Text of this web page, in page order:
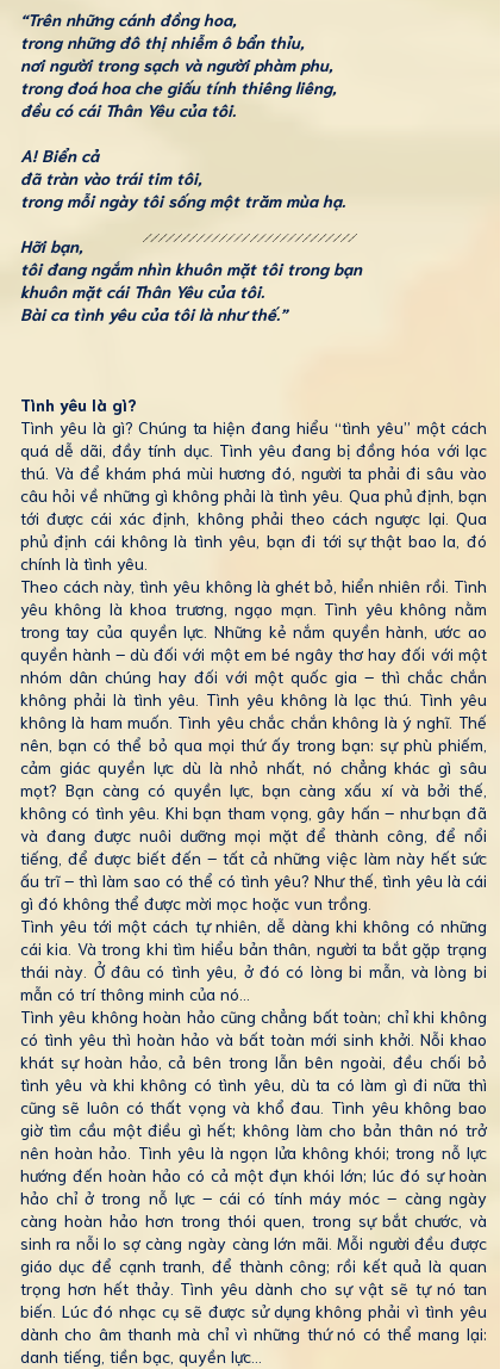
“Trên những cánh đồng hoa,
trong những đô thị nhiễm ô bẩn thỉu,
nơi người trong sạch và người phàm phu,
trong đoá hoa che giấu tính thiêng liêng,
đều có cái Thân Yêu của tôi.
A! Biển cả
đã tràn vào trái tim tôi,
trong mỗi ngày tôi sống một trăm mùa hạ.
Hỡi bạn,
tôi đang ngắm nhìn khuôn mặt tôi trong bạn
khuôn mặt cái Thân Yêu của tôi.
Bài ca tình yêu của tôi là như thế.”
Tình yêu là gì?
Tình yêu là gì? Chúng ta hiện đang hiểu “tình yêu” một cách
quá dễ dãi, đầy tính dục. Tình yêu đang bị đồng hóa với lạc
thú. Và để khám phá mùi hương đó, người ta phải đi sâu vào
câu hỏi về những gì không phải là tình yêu. Qua phủ định, bạn
tới được cái xác định, không phải theo cách ngược lại. Qua
phủ định cái không là tình yêu, bạn đi tới sự thật bao la, đó
chính là tình yêu.
Theo cách này, tình yêu không là ghét bỏ, hiển nhiên rồi. Tình
yêu không là khoa trương, ngạo mạn. Tình yêu không nằm
trong tay của quyền lực. Những kẻ nắm quyền hành, ước ao
quyền hành – dù đối với một em bé ngây thơ hay đối với một
nhóm dân chúng hay đối với một quốc gia – thì chắc chắn
không phải là tình yêu. Tình yêu không là lạc thú. Tình yêu
không là ham muốn. Tình yêu chắc chắn không là ý nghĩ. Thế
nên, bạn có thể bỏ qua mọi thứ ấy trong bạn: sự phù phiếm,
cảm giác quyền lực dù là nhỏ nhất, nó chẳng khác gì sâu
mọt? Bạn càng có quyền lực, bạn càng xấu xí và bởi thế,
không có tình yêu. Khi bạn tham vọng, gây hấn – như bạn đã
và đang được nuôi dưỡng mọi mặt để thành công, để nổi
tiếng, để được biết đến – tất cả những việc làm này hết sức
ấu trĩ – thì làm sao có thể có tình yêu? Như thế, tình yêu là cái
gì đó không thể được mời mọc hoặc vun trồng.
Tình yêu tới một cách tự nhiên, dễ dàng khi không có những
cái kia. Và trong khi tìm hiểu bản thân, người ta bắt gặp trạng
thái này. Ở đâu có tình yêu, ở đó có lòng bi mẫn, và lòng bi
mẫn có trí thông minh của nó...
Tình yêu không hoàn hảo cũng chẳng bất toàn; chỉ khi không
có tình yêu thì hoàn hảo và bất toàn mới sinh khởi. Nỗi khao
khát sự hoàn hảo, cả bên trong lẫn bên ngoài, đều chối bỏ
tình yêu và khi không có tình yêu, dù ta có làm gì đi nữa thì
cũng sẽ luôn có thất vọng và khổ đau. Tình yêu không bao
giờ tìm cầu một điều gì hết; không làm cho bản thân nó trở
nên hoàn hảo. Tình yêu là ngọn lửa không khói; trong nỗ lực
hướng đến hoàn hảo có cả một đụn khói lớn; lúc đó sự hoàn
hảo chỉ ở trong nỗ lực – cái có tính máy móc – càng ngày
càng hoàn hảo hơn trong thói quen, trong sự bắt chước, và
sinh ra nỗi lo sợ càng ngày càng lớn mãi. Mỗi người đều được
giáo dục để cạnh tranh, để thành công; rồi kết quả là quan
trọng hơn hết thảy. Tình yêu dành cho sự vật sẽ tự nó tan
biến. Lúc đó nhạc cụ sẽ được sử dụng không phải vì tình yêu
dành cho âm thanh mà chỉ vì những thứ nó có thể mang lại:
danh tiếng, tiền bạc, quyền lực...